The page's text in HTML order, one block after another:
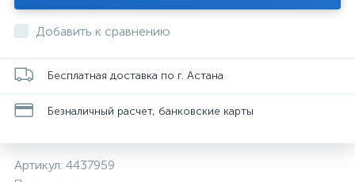
Добавить к сравнению
Бесплатная доставка по г. Астана
Безналичный расчет, банковские карты
Артикул: 4437959